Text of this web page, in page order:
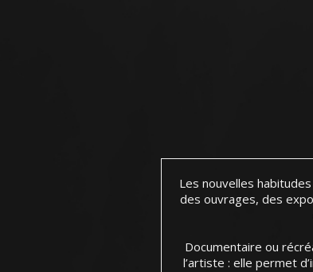
Les nouvelles
des ouvrages, des
Documentaire ou
l’artiste : elle permet